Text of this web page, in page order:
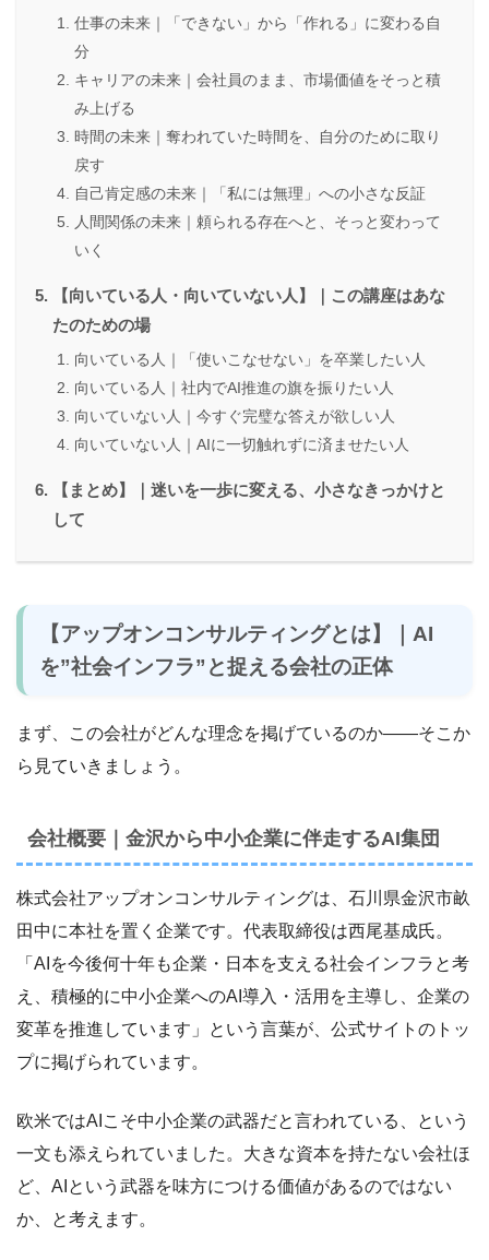
仕事の未来｜「できない」から「作れる」に変わる自
分
キャリアの未来｜会社員のまま、市場価値をそっと積
み上げる
時間の未来｜奪われていた時間を、自分のために取り
戻す
自己肯定感の未来｜「私には無理」への小さな反証
人間関係の未来｜頼られる存在へと、そっと変わって
いく
【向いている人・向いていない人】｜この講座はあな
たのための場
向いている人｜「使いこなせない」を卒業したい人
向いている人｜社内でAI推進の旗を振りたい人
向いていない人｜今すぐ完璧な答えが欲しい人
向いていない人｜AIに一切触れずに済ませたい人
【まとめ】｜迷いを一歩に変える、小さなきっかけと
して
【アップオンコンサルティングとは】｜AI
を”社会インフラ”と捉える会社の正体
まず、この会社がどんな理念を掲げているのか――そこか
ら見ていきましょう。
会社概要｜金沢から中小企業に伴走するAI集団
株式会社アップオンコンサルティングは、石川県金沢市畝
田中に本社を置く企業です。代表取締役は西尾基成氏。
「AIを今後何十年も企業・日本を支える社会インフラと考
え、積極的に中小企業へのAI導入・活用を主導し、企業の
変革を推進しています」という言葉が、公式サイトのトッ
プに掲げられています。
欧米ではAIこそ中小企業の武器だと言われている、という
一文も添えられていました。大きな資本を持たない会社ほ
ど、AIという武器を味方につける価値があるのではない
か、と考えます。